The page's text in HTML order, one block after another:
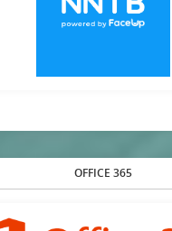
OFFICE 365